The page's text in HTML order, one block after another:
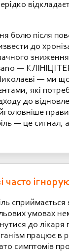
болю після
до
зниження
— КЛІНІЦІ
— ми
які
до
— це сигнал,
часто
сприймається
умовах
до
працює в
симптомів